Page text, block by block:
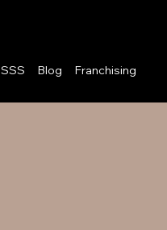
SSS Blog Franchising